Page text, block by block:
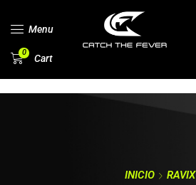
Menu
0 Cart
INICIO
RAVIX